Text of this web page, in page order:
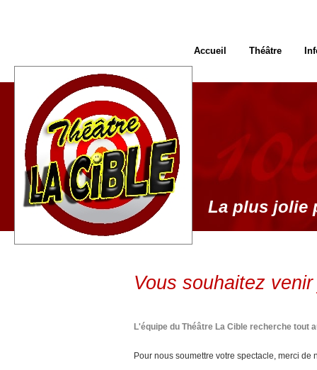
Vous souhaitez
L'équipe du Théâtre La Cible recherche tout
Pour nous soumettre votre spectacle, merci
La plus jolie
Accueil Théâtre